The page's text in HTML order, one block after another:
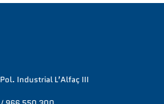
Industrial L’Alfaç III